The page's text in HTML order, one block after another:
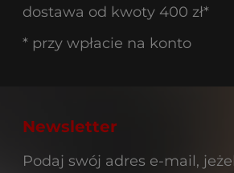
dostawa od kwoty 400 zł*
* przy wpłacie na konto
Newsletter
Podaj swój adres e-mail,